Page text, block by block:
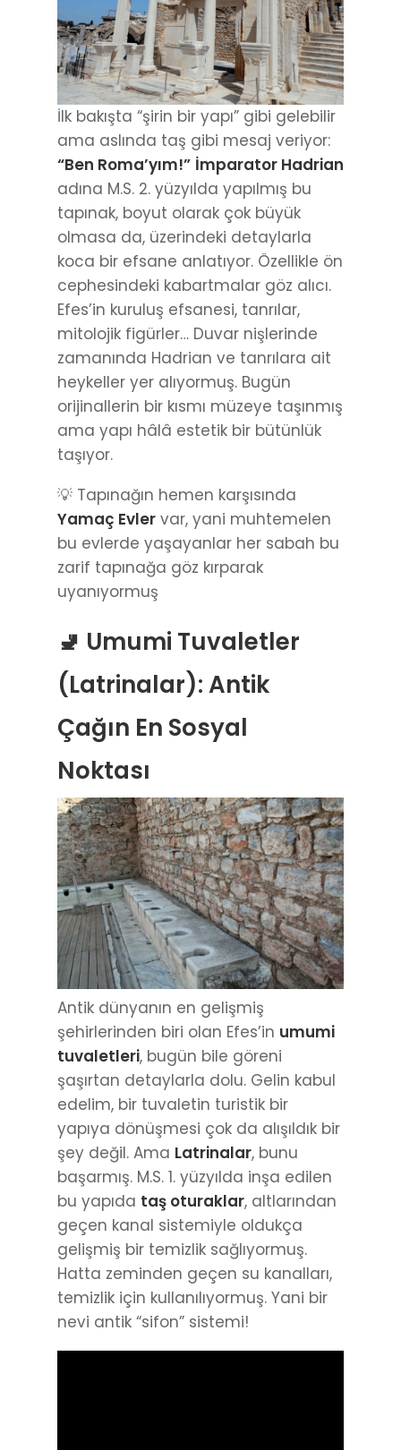
İlk bakışta “şirin bir yapı” gibi gelebilir
ama aslında taş gibi mesaj veriyor:
“Ben Roma’yım!” İmparator Hadrian
adına M.S. 2. yüzyılda yapılmış bu
tapınak, boyut olarak çok büyük
olmasa da, üzerindeki detaylarla
koca bir efsane anlatıyor. Özellikle ön
cephesindeki kabartmalar göz alıcı.
Efes’in kuruluş efsanesi, tanrılar,
mitolojik figürler… Duvar nişlerinde
zamanında Hadrian ve tanrılara ait
heykeller yer alıyormuş. Bugün
orijinallerin bir kısmı müzeye taşınmış
ama yapı hâlâ estetik bir bütünlük
taşıyor.
💡 Tapınağın hemen karşısında
Yamaç Evler var, yani muhtemelen
bu evlerde yaşayanlar her sabah bu
zarif tapınağa göz kırparak
uyanıyormuş
🚽 Umumi Tuvaletler
(Latrinalar): Antik
Çağın En Sosyal
Noktası
Antik dünyanın en gelişmiş
şehirlerinden biri olan Efes’in umumi
tuvaletleri, bugün bile göreni
şaşırtan detaylarla dolu. Gelin kabul
edelim, bir tuvaletin turistik bir
yapıya dönüşmesi çok da alışıldık bir
şey değil. Ama Latrinalar, bunu
başarmış. M.S. 1. yüzyılda inşa edilen
bu yapıda taş oturaklar, altlarından
geçen kanal sistemiyle oldukça
gelişmiş bir temizlik sağlıyormuş.
Hatta zeminden geçen su kanalları,
temizlik için kullanılıyormuş. Yani bir
nevi antik “sifon” sistemi!